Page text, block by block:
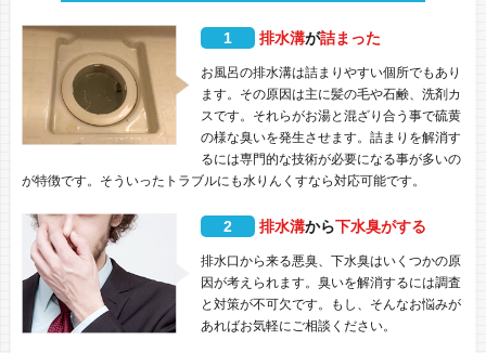
1 排水溝が詰まった
お風呂の排水溝は詰まりやすい個所でもあり
ます。その原因は主に髪の毛や石鹸、洗剤カ
スです。それらがお湯と混ざり合う事で硫黄
の様な臭いを発生させます。詰まりを解消す
るには専門的な技術が必要になる事が多いの
が特徴です。そういったトラブルにも水りんくすなら対応可能です。
2 排水溝から下水臭がする
排水口から来る悪臭、下水臭はいくつかの原
因が考えられます。臭いを解消するには調査
と対策が不可欠です。もし、そんなお悩みが
あればお気軽にご相談ください。